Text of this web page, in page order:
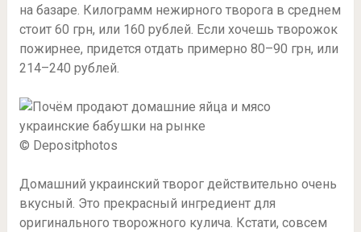
на базаре. Килограмм нежирного творога в среднем
стоит 60 грн, или 160 рублей. Если хочешь творожок
пожирнее, придется отдать примерно 80–90 грн, или
214–240 рублей.
© Depositphotos
Домашний украинский творог действительно очень
вкусный. Это прекрасный ингредиент для
оригинального творожного кулича. Кстати, совсем